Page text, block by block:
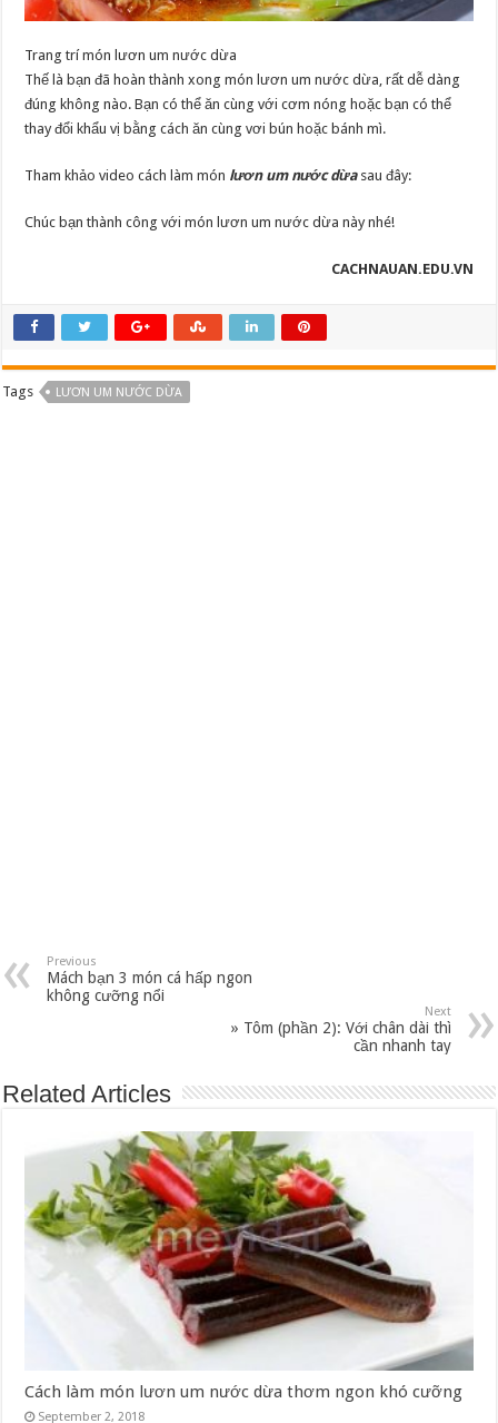
Trang trí món lươn um nước dừa
Thế là bạn đã hoàn thành xong món lươn um nước dừa, rất dễ dàng
đúng không nào. Bạn có thể ăn cùng với cơm nóng hoặc bạn có thể
thay đổi khẩu vị bằng cách ăn cùng vơi bún hoặc bánh mì.
Tham khảo video cách làm món lươn um nước dừa sau đây:
Chúc bạn thành công với món lươn um nước dừa này nhé!
CACHNAUAN.EDU.VN
Tags LƯƠN UM NƯỚC DỪA
Previous
Mách bạn 3 món cá hấp ngon
không cưỡng nổi
Next
» Tôm (phần 2): Với chân dài thì
cần nhanh tay
Related Articles
Cách làm món lươn um nước dừa thơm ngon khó cưỡng
September 2, 2018